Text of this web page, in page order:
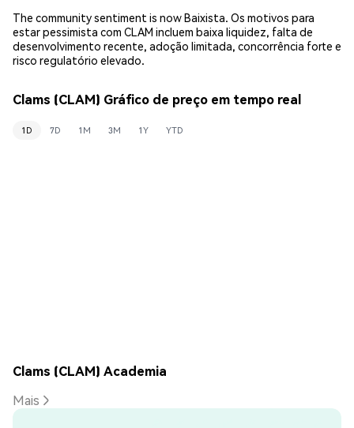
The community sentiment is now Baixista. Os motivos para
estar pessimista com CLAM incluem baixa liquidez, falta de
desenvolvimento recente, adoção limitada, concorrência forte e
risco regulatório elevado.
Clams (CLAM) Gráfico de preço em tempo real
1D 7D 1M 3M 1Y YTD
Clams (CLAM) Academia
Mais